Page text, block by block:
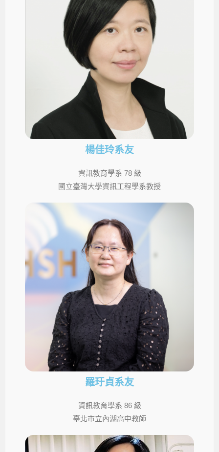
楊佳玲系友
資訊教育學系 78 級
國立臺灣大學資訊工程學系教授
羅玗貞系友
資訊教育學系 86 級
臺北市立內湖高中教師